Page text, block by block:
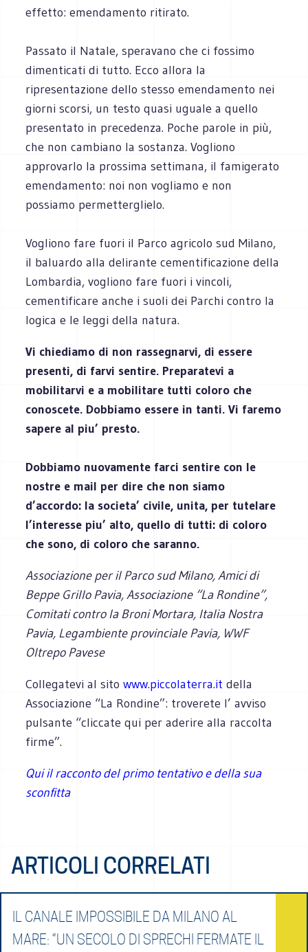
effetto: emendamento ritirato.
Passato il Natale, speravano che ci fossimo
dimenticati di tutto. Ecco allora la
ripresentazione dello stesso emendamento nei
giorni scorsi, un testo quasi uguale a quello
presentato in precedenza. Poche parole in più,
che non cambiano la sostanza. Vogliono
approvarlo la prossima settimana, il famigerato
emendamento: noi non vogliamo e non
possiamo permetterglielo.
Vogliono fare fuori il Parco agricolo sud Milano,
il baluardo alla delirante cementificazione della
Lombardia, vogliono fare fuori i vincoli,
cementificare anche i suoli dei Parchi contro la
logica e le leggi della natura.
Vi chiediamo di non rassegnarvi, di essere
presenti, di farvi sentire. Preparatevi a
mobilitarvi e a mobilitare tutti coloro che
conoscete. Dobbiamo essere in tanti. Vi faremo
sapere al piu’ presto.
Dobbiamo nuovamente farci sentire con le
nostre e mail per dire che non siamo
d’accordo: la societa’ civile, unita, per tutelare
l’interesse piu’ alto, quello di tutti: di coloro
che sono, di coloro che saranno.
Associazione per il Parco sud Milano, Amici di
Beppe Grillo Pavia, Associazione “La Rondine”,
Comitati contro la Broni Mortara, Italia Nostra
Pavia, Legambiente provinciale Pavia, WWF
Oltrepo Pavese
Collegatevi al sitowww.piccolaterra.it della
Associazione “La Rondine”: troverete l’ avviso
pulsante “cliccate qui per aderire alla raccolta
firme”.
Qui il racconto del primo tentativo e della sua
sconfitta
ARTICOLI CORRELATI
IL CANALE IMPOSSIBILE DA MILANO AL
MARE: “UN SECOLO DI SPRECHI FERMATE IL